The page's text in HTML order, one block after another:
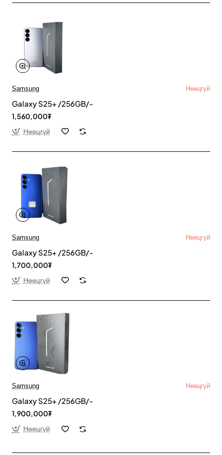
Samsung Нөөцгүй
Galaxy S25+ /256GB/-
1,560,000₮
Нөөцгүй
Samsung Нөөцгүй
Galaxy S25+ /256GB/-
1,700,000₮
Нөөцгүй
Samsung Нөөцгүй
Galaxy S25+ /256GB/-
1,900,000₮
Нөөцгүй